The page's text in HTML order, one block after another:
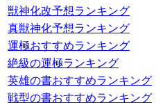
獣神化改予想ランキング
真獣神化予想ランキング
運極おすすめランキング
絶級の運極ランキング
英雄の書おすすめランキング
戦型の書おすすめランキング